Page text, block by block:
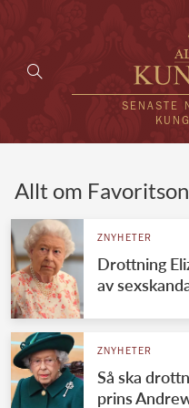
SENASTE
Allt om Favoritson
ZNYHETER
Drottning
av
ZNYHETER
Så ska
prins